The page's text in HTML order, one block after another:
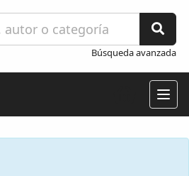
Búsqueda avanzada